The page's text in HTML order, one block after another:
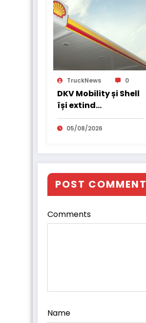
TruckNews 0
DKV Mobility și Shell
își extind
parteneriatul
european
05/08/2026
POST COMMENT
Comments
Name